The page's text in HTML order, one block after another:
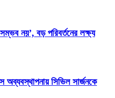
সম্ভব নয়’, বড় পরিবর্তনের লক্ষ্য
অব্যবস্থাপনায় সিভিল সার্জনকে